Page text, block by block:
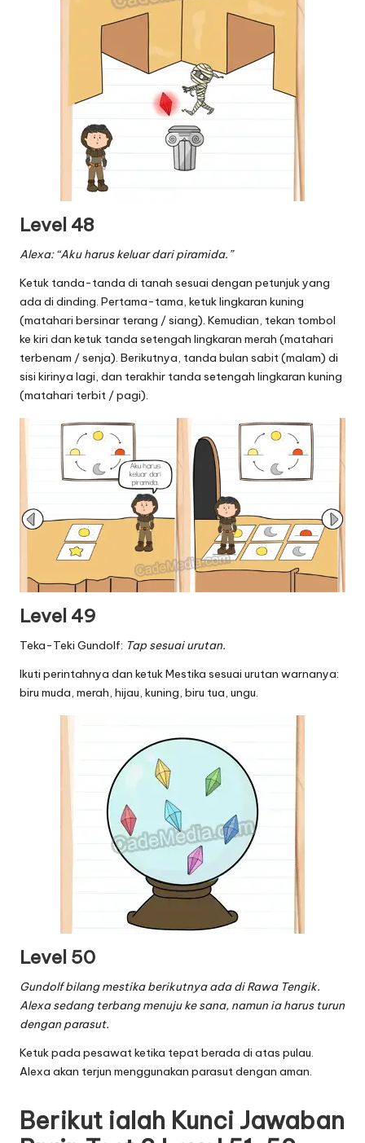
Level 48
Alexa: “Aku harus keluar dari piramida.”
Ketuk tanda-tanda di tanah sesuai dengan petunjuk yang
ada di dinding. Pertama-tama, ketuk lingkaran kuning
(matahari bersinar terang / siang). Kemudian, tekan tombol
ke kiri dan ketuk tanda setengah lingkaran merah (matahari
terbenam / senja). Berikutnya, tanda bulan sabit (malam) di
sisi kirinya lagi, dan terakhir tanda setengah lingkaran kuning
(matahari terbit / pagi).
Level 49
Teka-Teki Gundolf: Tap sesuai urutan.
Ikuti perintahnya dan ketuk Mestika sesuai urutan warnanya:
biru muda, merah, hijau, kuning, biru tua, ungu.
Level 50
Gundolf bilang mestika berikutnya ada di Rawa Tengik.
Alexa sedang terbang menuju ke sana, namun ia harus turun
dengan parasut.
Ketuk pada pesawat ketika tepat berada di atas pulau.
Alexa akan terjun menggunakan parasut dengan aman.
Berikut ialah Kunci Jawaban